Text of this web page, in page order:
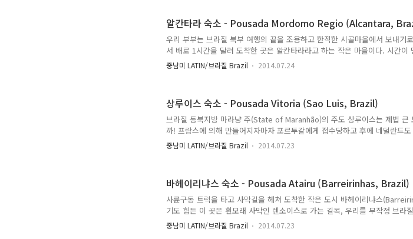
주하지 않고 있다. 그는 북유럽 사람이라고. 대..
알칸타라 숙소 - Pousada Mordomo Regio (Alcantara,
우리 부부는 브라질 북부 여행의 끝을 조용하고 한적한 시골마을에서 보내기
서 배로 1시간을 달려 도착한 곳은 알칸타라라고 하는 작은 마을이다. 시간이
물들이 상루이스 구시가지에 몰려있다면 여기 알칸타라는 그냥 동네 전부가
에서 내리자마자 바로 눈에 보이는 숙소를 찾았건만 남은 방이 없단다. 신랑은
지 않다고. 그렇게 스릴만점 오토바이 택시를 타고 숙소에 도착했다. 친절한
중남미 LATIN/브라질 Brazil 2014.07.24
상루이스 숙소 - Pousada Vitoria (Sao Luis, Brazil)
브라질 동북지방 마라냥 주(State of Maranhão)의 주도 상루이스는 제법 큰
까! 프랑스에 의해 만들어지자마자 포르투갈에게 접수당하고 후에 네덜란드
강국들의 기싸움은 구시가지 곳곳에 있는 건물과 도로에 그대로 남아있다. 구
(Centro Historico) 안에 있는 몇몇 포사다(Pousada, 브라질의 여행자용 숙
한 그런 느낌이었다. 그나마 괜찮은 곳을 찾았더니 냉정한 주인 아주머니는 ..
중남미 LATIN/브라질 Brazil 2014.07.23
바헤이리냐스 숙소 - Pousada Atairu (Barreirinhas, Brazil)
사륜구동 트럭을 타고 사막길을 헤쳐 도착한 작은 도시 바헤이리냐스
기도 힘든 이 곳은 흰모래 사막인 렌소이스로 가는 길목, 우리를 무작정 브라
곳이라고나 할까. 유명한 관광지답게 사람도 많고 물가도 비싼 이 동네. 나무그
개의 숙소를 찾아 해메다가 이 곳에 짐을 내려놓았다. 아타이루(Arairu)는 나름
중남미 LATIN/브라질 Brazil 2014.07.23